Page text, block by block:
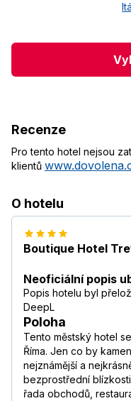
Recenze
Pro tento hotel nejsou
klientů
O hotelu
Boutique Hotel
Neoficiální popis
Popis hotelu byl
DeepL
Poloha
Tento městský hotel
Říma. Jen co by
nejznámější a
bezprostřední
řada obchodů,